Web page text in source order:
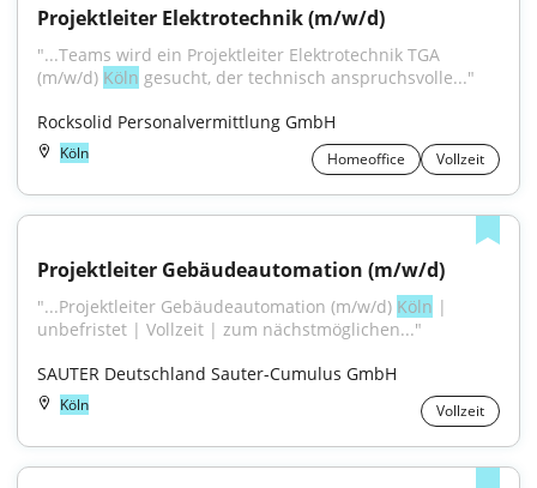
Projektleiter Elektrotechnik (m/w/d)
"...Teams wird ein Projektleiter Elektrotechnik TGA
(m/w/d) Köln gesucht, der technisch anspruchsvolle..."
Rocksolid Personalvermittlung GmbH
Köln Homeoffice Vollzeit
Projektleiter Gebäudeautomation (m/w/d)
"...Projektleiter Gebäudeautomation (m/w/d) Köln |
unbefristet | Vollzeit | zum nächstmöglichen..."
SAUTER Deutschland Sauter-Cumulus GmbH
Köln Vollzeit